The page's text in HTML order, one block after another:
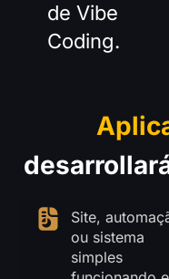
de Vibe
Coding.
Site,
ou sistema
simples